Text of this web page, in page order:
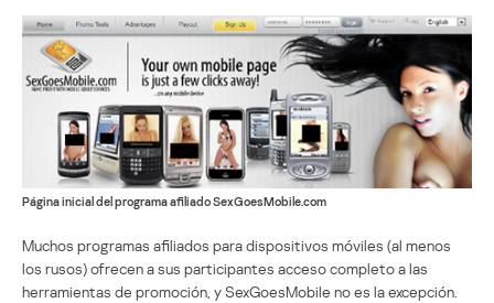
Página inicial del programa afiliado SexGoesMobile.com
Muchos programas afiliados para dispositivos móviles (al menos
los rusos) ofrecen a sus participantes acceso completo a las
herramientas de promoción, y SexGoesMobile no es la excepción.